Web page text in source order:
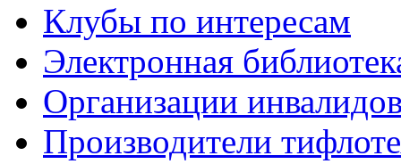
Клубы по интересам
Электронная
Организации
Производители